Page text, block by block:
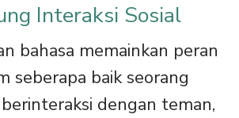
Interaksi Sosial
bahasa memainkan peran
seberapa baik seorang
dengan teman,